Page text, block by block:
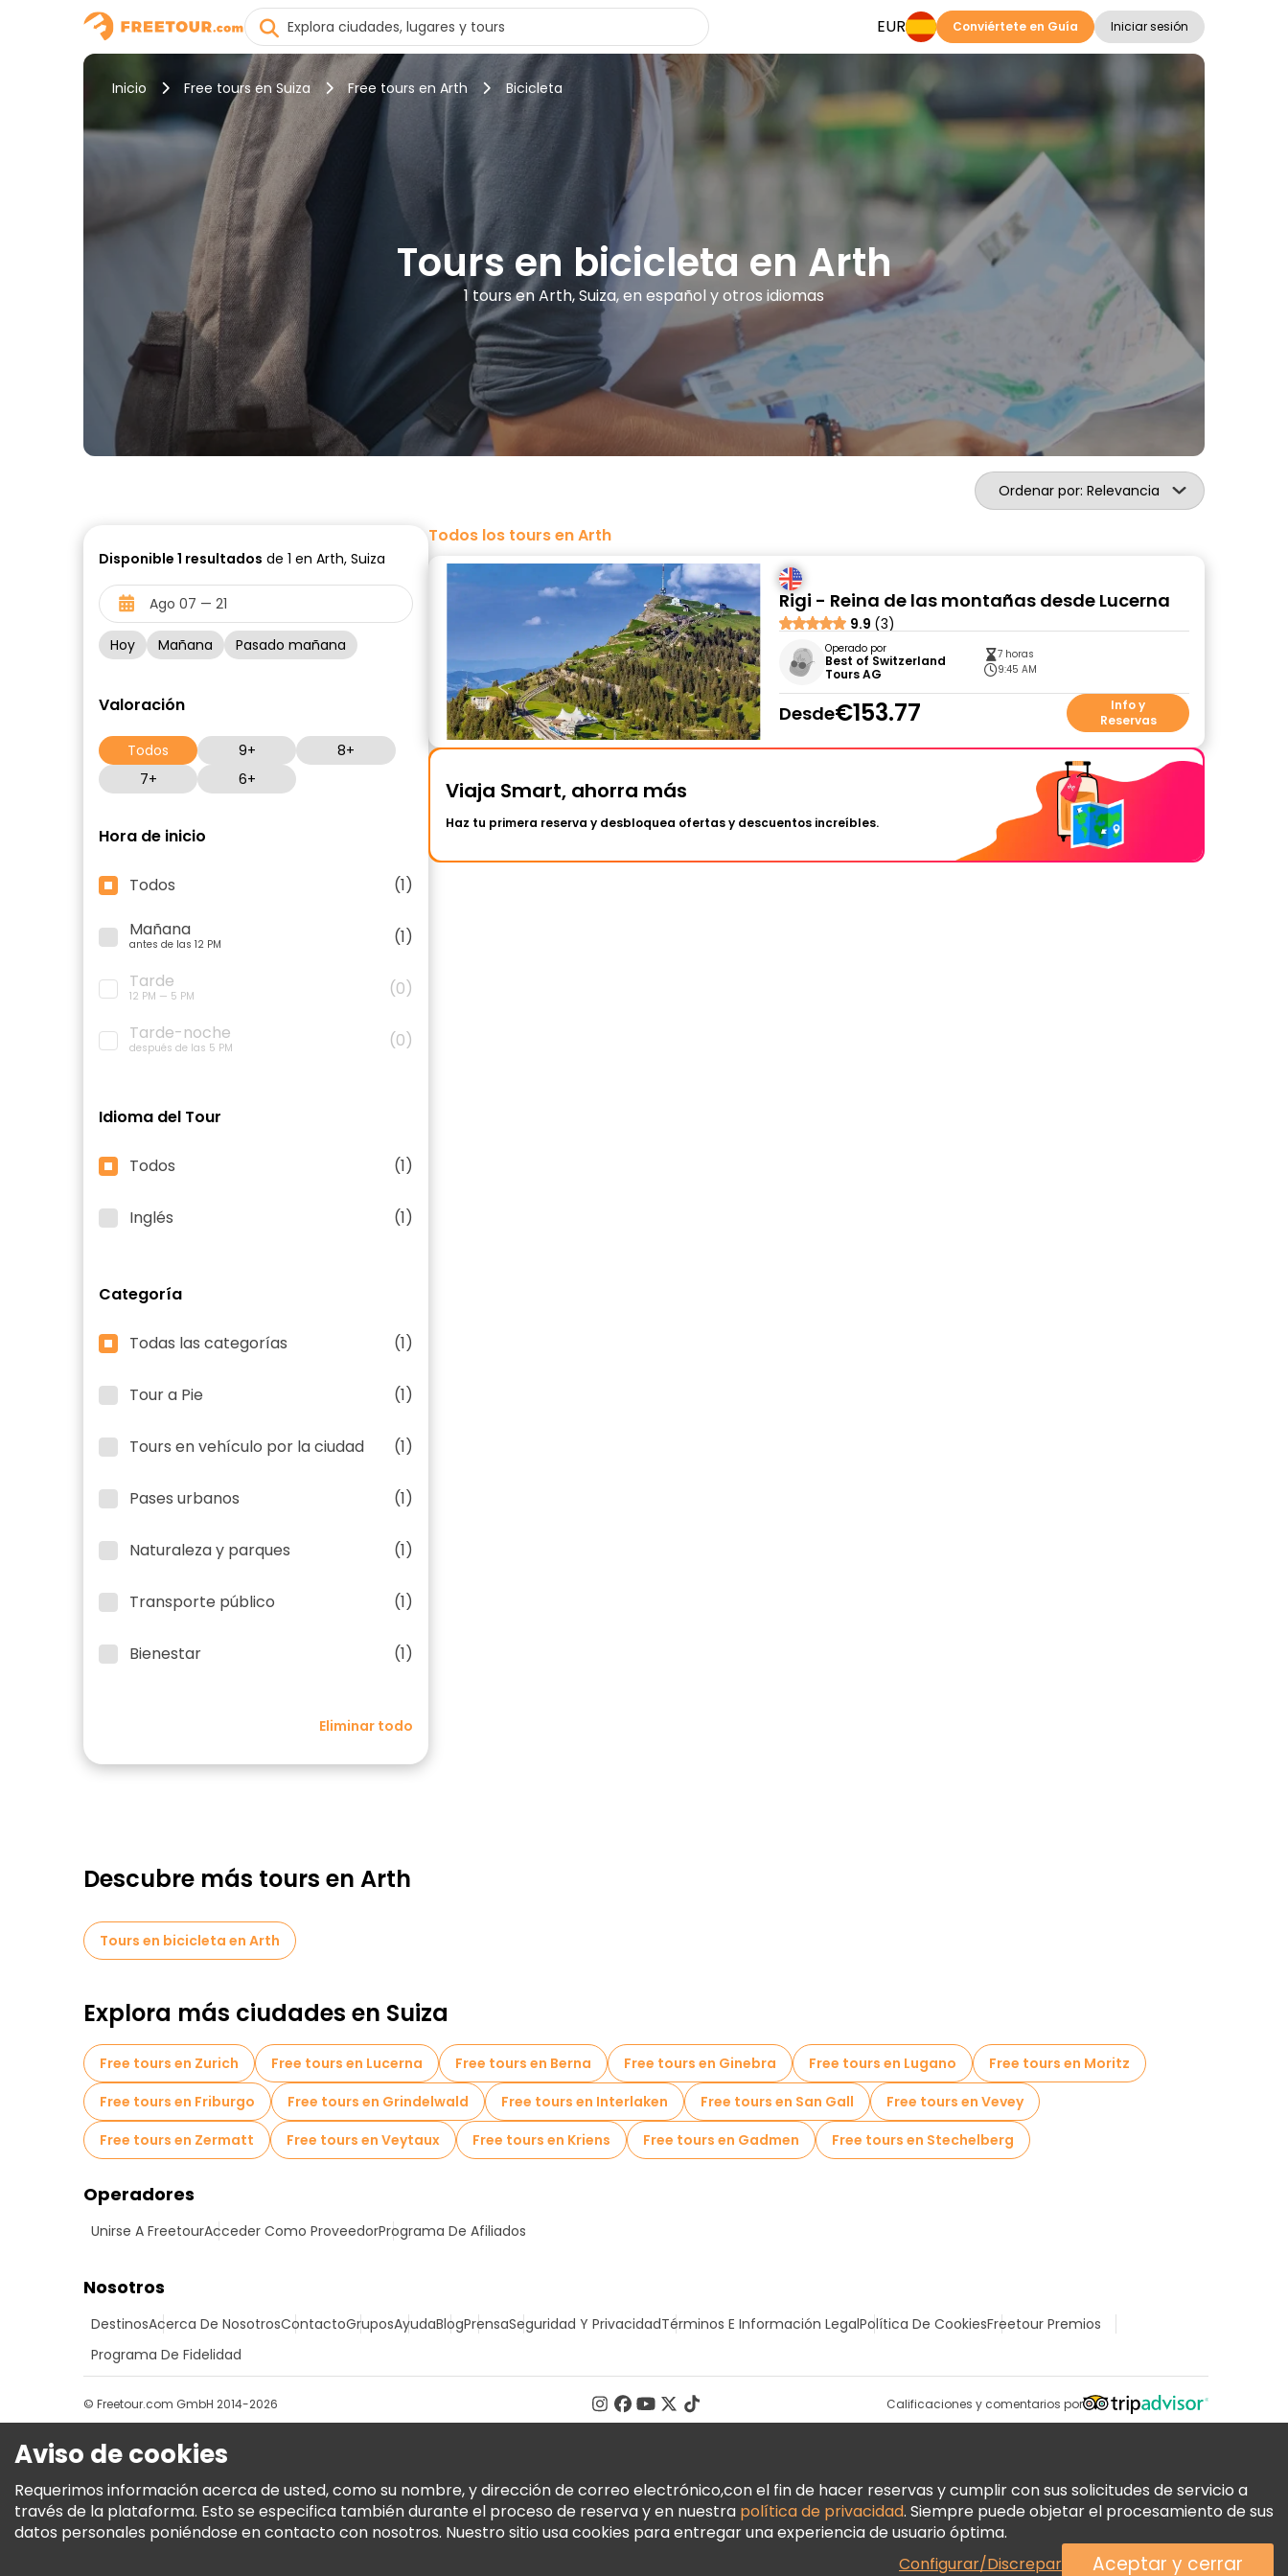
EUR Conviértete en Guía Iniciar sesión
Inicio Free tours en Suiza Free tours en Arth Bicicleta
Tours en bicicleta en Arth
1 tours en Arth, Suiza, en español y otros idiomas
Ordenar por: Relevancia
Disponible 1 resultados de 1 en Arth, Suiza
Hoy Mañana Pasado mañana
Valoración
Todos 9+
8+
7+
6+
Hora de inicio
Todos
(1)
Mañana
antes de las 12 PM
(1)
Tarde
12 PM — 5 PM
(0)
Tarde-noche
después de las 5 PM (0)
Idioma del Tour
Todos (1)
Inglés (1)
Categoría
Todas las categorías (1)
Tour a Pie (1)
Tours en vehículo por la ciudad (1)
Pases urbanos (1)
Naturaleza y parques (1)
Transporte público (1)
Bienestar (1)
Eliminar todo
Todos los tours en Arth
Rigi - Reina de las montañas desde Lucerna
9.9 (3)
Operado por
Best of Switzerland
Tours AG
7 horas
9:45 AM
Desde€153.77
Info y
Reservas
Viaja Smart, ahorra más
Haz tu primera reserva y desbloquea ofertas y descuentos increíbles.
Descubre más tours en Arth
Tours en bicicleta en Arth
Explora más ciudades en Suiza
Free tours en Zurich Free tours en Lucerna Free tours en Berna Free tours en Ginebra Free tours en Lugano
Free tours en Moritz
Free tours en Friburgo
Free tours en Grindelwald Free tours en Interlaken Free tours en San Gall
Free tours en Vevey
Free tours en Zermatt
Free tours en Veytaux Free tours en Kriens Free tours en Gadmen Free tours en Stechelberg
Operadores
Unirse A FreetourAcceder Como ProveedorPrograma De Afiliados
Nosotros
DestinosAcerca De NosotrosContactoGruposAyudaBlogPrensaSeguridad Y PrivacidadTérminos E Información LegalPolítica De CookiesFreetour Premios
Programa De Fidelidad
Calificaciones y comentarios por
© Freetour.com GmbH 2014-2026
Aviso de cookies
Requerimos información acerca de usted, como su nombre, y dirección de correo electrónico,con el fin de hacer reservas y cumplir con sus solicitudes de servicio a
través de la plataforma. Esto se especifica también durante el proceso de reserva y en nuestra política de privacidad. Siempre puede objetar el procesamiento de sus
datos personales poniéndose en contacto con nosotros. Nuestro sitio usa cookies para entregar una experiencia de usuario óptima.
Configurar/Discrepar
Aceptar y cerrar